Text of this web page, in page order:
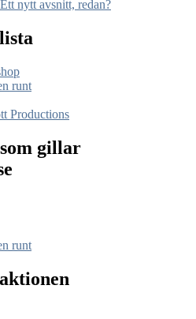
nytt avsnitt, redan?
runt
Productions
gillar
runt